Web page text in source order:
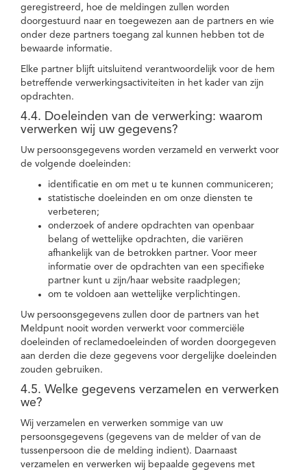
geregistreerd, hoe de meldingen zullen worden
doorgestuurd naar en toegewezen aan de partners en wie
onder deze partners toegang zal kunnen hebben tot de
bewaarde informatie.
Elke partner blijft uitsluitend verantwoordelijk voor de hem
betreffende verwerkingsactiviteiten in het kader van zijn
opdrachten.
4.4. Doeleinden van de verwerking: waarom
verwerken wij uw gegevens?
Uw persoonsgegevens worden verzameld en verwerkt voor
de volgende doeleinden:
identificatie en om met u te kunnen communiceren;
statistische doeleinden en om onze diensten te
verbeteren;
onderzoek of andere opdrachten van openbaar
belang of wettelijke opdrachten, die variëren
afhankelijk van de betrokken partner. Voor meer
informatie over de opdrachten van een specifieke
partner kunt u zijn/haar website raadplegen;
om te voldoen aan wettelijke verplichtingen.
Uw persoonsgegevens zullen door de partners van het
Meldpunt nooit worden verwerkt voor commerciële
doeleinden of reclamedoeleinden of worden doorgegeven
aan derden die deze gegevens voor dergelijke doeleinden
zouden gebruiken.
4.5. Welke gegevens verzamelen en verwerken
we?
Wij verzamelen en verwerken sommige van uw
persoonsgegevens (gegevens van de melder of van de
tussenpersoon die de melding indient). Daarnaast
verzamelen en verwerken wij bepaalde gegevens met